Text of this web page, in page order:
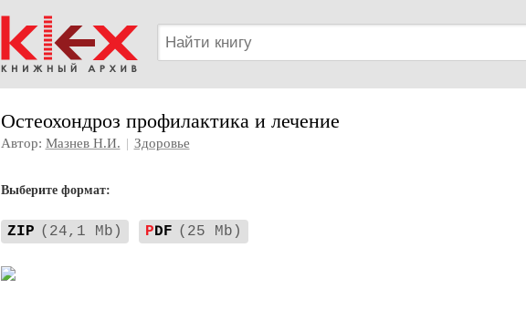
Остеохондроз профилактика и лечение
Автор: Мазнев Н.И. | Здоровье
Выберите формат:
ZIP (24,1 Mb) PDF (25 Mb)